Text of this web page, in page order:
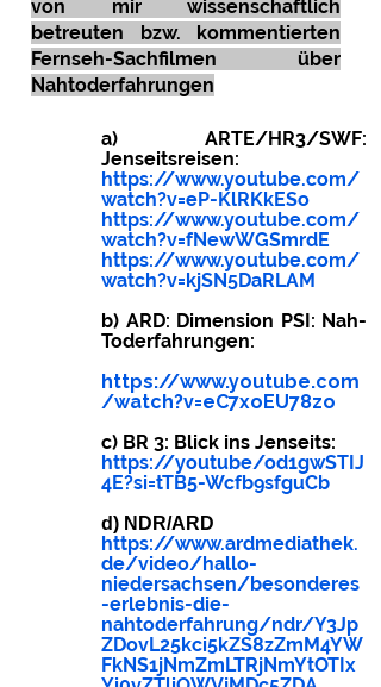
von mir wissenschaftlich
betreuten bzw. kommentierten
Fernseh-Sachfilmen über
Nahtoderfahrungen
a) ARTE/HR3/SWF:
Jenseitsreisen:
https://www.youtube.com/
watch?v=eP-KlRKkESo
https://www.youtube.com/
watch?v=fNewWGSmrdE
https://www.youtube.com/
watch?v=kjSN5DaRLAM
b) ARD: Dimension PSI: Nah-
Toderfahrungen:
https://www.youtube.com
/watch?v=eC7xoEU78zo
c) BR 3: Blick ins Jenseits:
https://youtube/od1gwSTIJ
4E?si=tTB5-Wcfb9sfguCb
d) NDR/ARD
https://www.ardmediathek.
de/video/hallo-
niedersachsen/besonderes
-erlebnis-die-
nahtoderfahrung/ndr/Y3Jp
ZDovL25kci5kZS8zZmM4YW
FkNS1jNmZmLTRjNmYtOTIx